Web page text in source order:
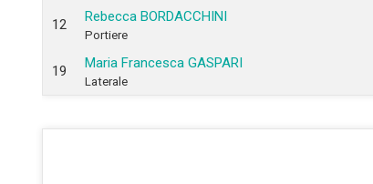
12 Rebecca BORDACCHINI
Portiere
19 Maria Francesca GASPARI
Laterale